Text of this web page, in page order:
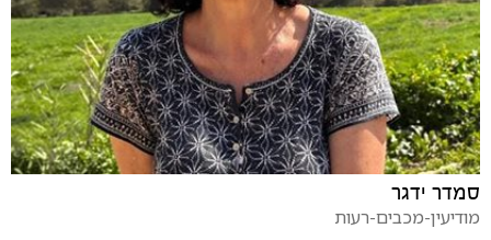
סמדר ידגר
מודיעין-מכבים-רעות